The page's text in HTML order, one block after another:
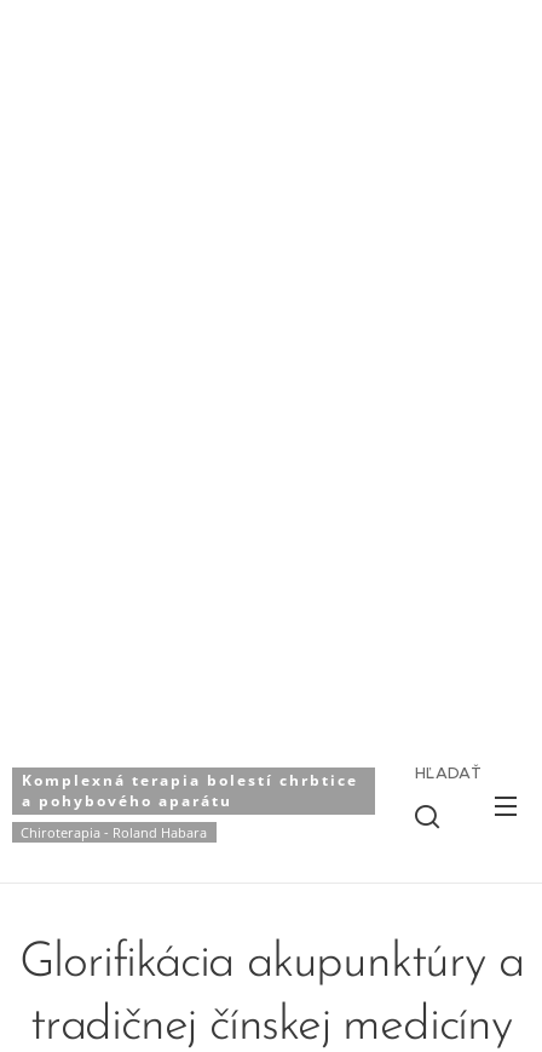
Komplexná terapia bolestí chrbtice
a pohybového aparátu
Chiroterapia - Roland Habara
HĽADAŤ
Glorifikácia akupunktúry a
tradičnej čínskej medicíny